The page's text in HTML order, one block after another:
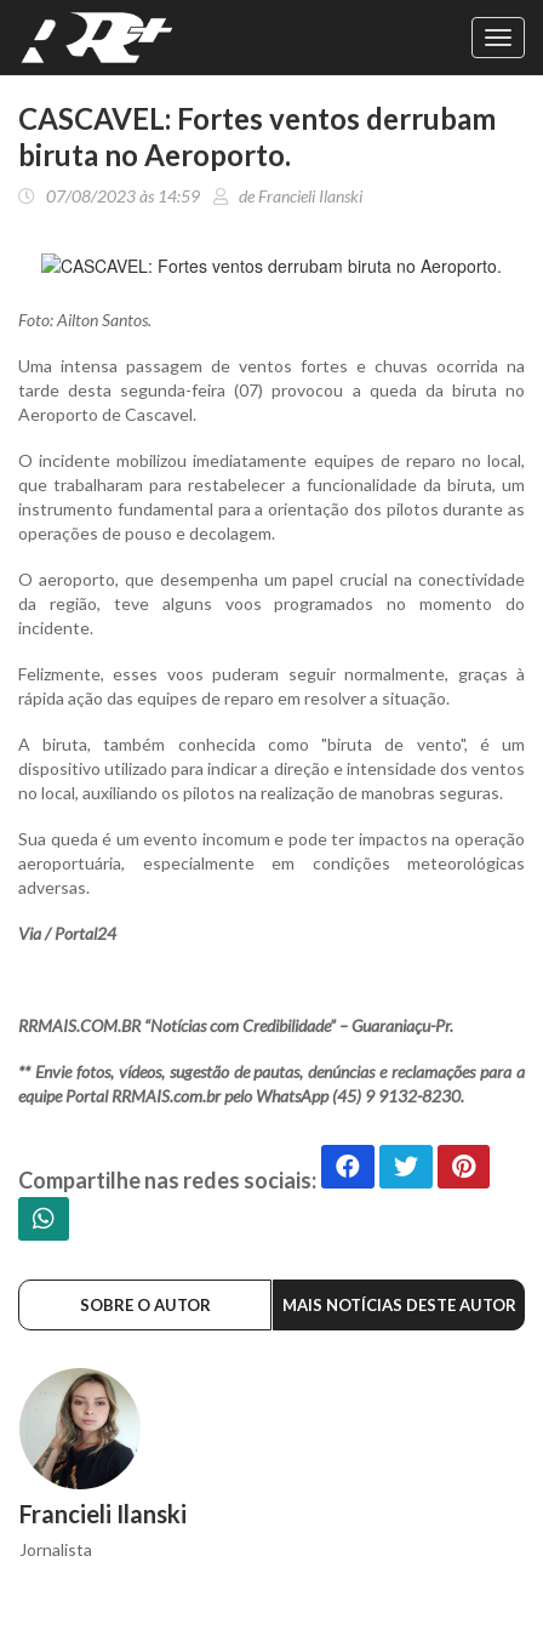
CASCAVEL: Fortes ventos derrubam
biruta no Aeroporto.
07/08/2023 às 14:59 de Francieli Ilanski
Foto: Ailton Santos.
Uma intensa passagem de ventos fortes e chuvas ocorrida na
tarde desta segunda-feira (07) provocou a queda da biruta no
Aeroporto de Cascavel.
O incidente mobilizou imediatamente equipes de reparo no local,
que trabalharam para restabelecer a funcionalidade da biruta, um
instrumento fundamental para a orientação dos pilotos durante as
operações de pouso e decolagem.
O aeroporto, que desempenha um papel crucial na conectividade
da região, teve alguns voos programados no momento do
incidente.
Felizmente, esses voos puderam seguir normalmente, graças à
rápida ação das equipes de reparo em resolver a situação.
A biruta, também conhecida como "biruta de vento", é um
dispositivo utilizado para indicar a direção e intensidade dos ventos
no local, auxiliando os pilotos na realização de manobras seguras.
Sua queda é um evento incomum e pode ter impactos na operação
aeroportuária, especialmente em condições meteorológicas
adversas.
Via / Portal24
RRMAIS.COM.BR “Notícias com Credibilidade” – Guaraniaçu-Pr.
** Envie fotos, vídeos, sugestão de pautas, denúncias e reclamações para a
equipe Portal RRMAIS.com.br pelo WhatsApp (45) 9 9132-8230.
Compartilhe nas redes sociais:
SOBRE O AUTOR MAIS NOTÍCIAS DESTE AUTOR
Francieli Ilanski
Jornalista